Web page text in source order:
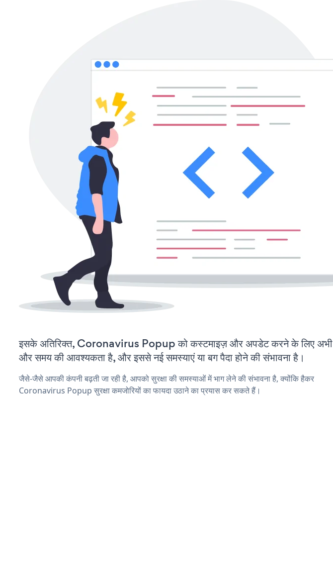
इसके अतिरिक्त, Coronavirus Popup को कस्टमाइज़ और अपडेट करने के लिए अभी
और समय की आवश्यकता है, और इससे नई समस्याएं या बग पैदा होने की संभावना है।
जैसे-जैसे आपकी कंपनी बढ़ती जा रही है, आपको सुरक्षा की समस्याओं में भाग लेने की संभावना है, क्योंकि हैकर
Coronavirus Popup सुरक्षा कमजोरियों का फायदा उठाने का प्रयास कर सकते हैं।